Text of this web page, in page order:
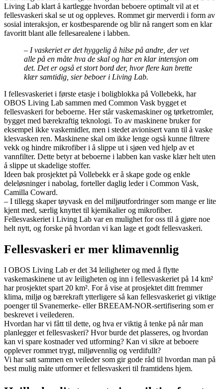
Living Lab klart å kartlegge hvordan beboere optimalt vil at et
fellesvaskeri skal se ut og oppleves. Rommet gir merverdi i form av
sosial interaksjon, er kostbesparende og blir nå rangert som en klar
favoritt blant alle fellesarealene i labben.
– I vaskeriet er det hyggelig å hilse på andre, der vet
alle på en måte hva de skal og har en klar intensjon om
det. Det er også et stort bord der, hvor flere kan brette
klær samtidig, sierbeboer i Living Lab.
I fellesvaskeriet i første etasje i boligblokka på Vollebekk, har
OBOS Living Lab sammen med Common Vask bygget et
fellesvaskeri for beboerne. Her står vaskemaskiner og tørketromler,
bygget med bærekraftig teknologi. To av maskinene bruker for
eksempel ikke vaskemidler, men i stedet avionisert vann til å vaske
klesvasken ren. Maskinene skal om ikke lenge også kunne filtrere
vekk og hindre mikrofiber i å slippe ut i sjøen ved hjelp av et
vannfilter. Dette betyr at beboerne i labben kan vaske klær helt uten
å slippe ut skadelige stoffer.
Ideen bak prosjektet på Vollebekk er å skape gode og enkle
deleløsninger i nabolag, forteller daglig leder i Common Vask,
Camilla Coward.
– I tillegg skaper tøyvask en del miljøutfordringer som mange er lite
kjent med, særlig knyttet til kjemikalier og mikrofiber.
Fellesvaskeriet i Living Lab var en mulighet for oss til å gjøre noe
helt nytt, og forske på hvordan vi kan lage et godt fellesvaskeri.
Fellesvaskeri er mer klimavennlig
I OBOS Living Lab er det 34 leiligheter og med å flytte
vaskemaskinene ut av leiligheten og inn i fellesvaskeriet på 14 km²
har prosjektet spart 20 km². For å vise at prosjektet ditt fremmer
klima, miljø og bærekraft ytterligere så kan fellesvaskeriet gi viktige
poenger til Svanemerke- eller BREEAM-NOR-sertifisering som er
beskrevet i veilederen.
Hvordan har vi fått til dette, og hva er viktig å tenke på når man
planlegger et fellesvaskeri? Hvor burde det plasseres, og hvordan
kan vi spare kostnader ved utforming? Kan vi sikre at beboere
opplever rommet trygt, miljøvennlig og verdifullt?
Vi har satt sammen en veileder som gir gode råd til hvordan man på
best mulig måte utformer et fellesvaskeri til framtidens hjem.